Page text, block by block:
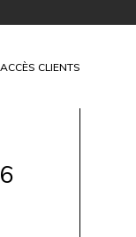
ACCÈS CLIENTS